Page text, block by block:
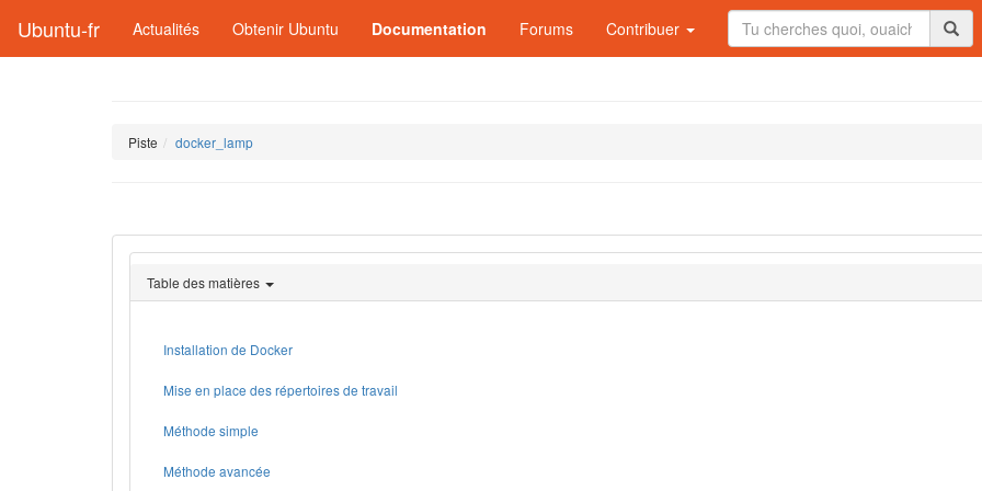
Ubuntu-fr Actualités Obtenir Ubuntu Documentation Forums Contribuer
Piste docker_lamp
Table des matières
Installation de Docker
Mise en place des répertoires de travail
Méthode simple
Méthode avancée